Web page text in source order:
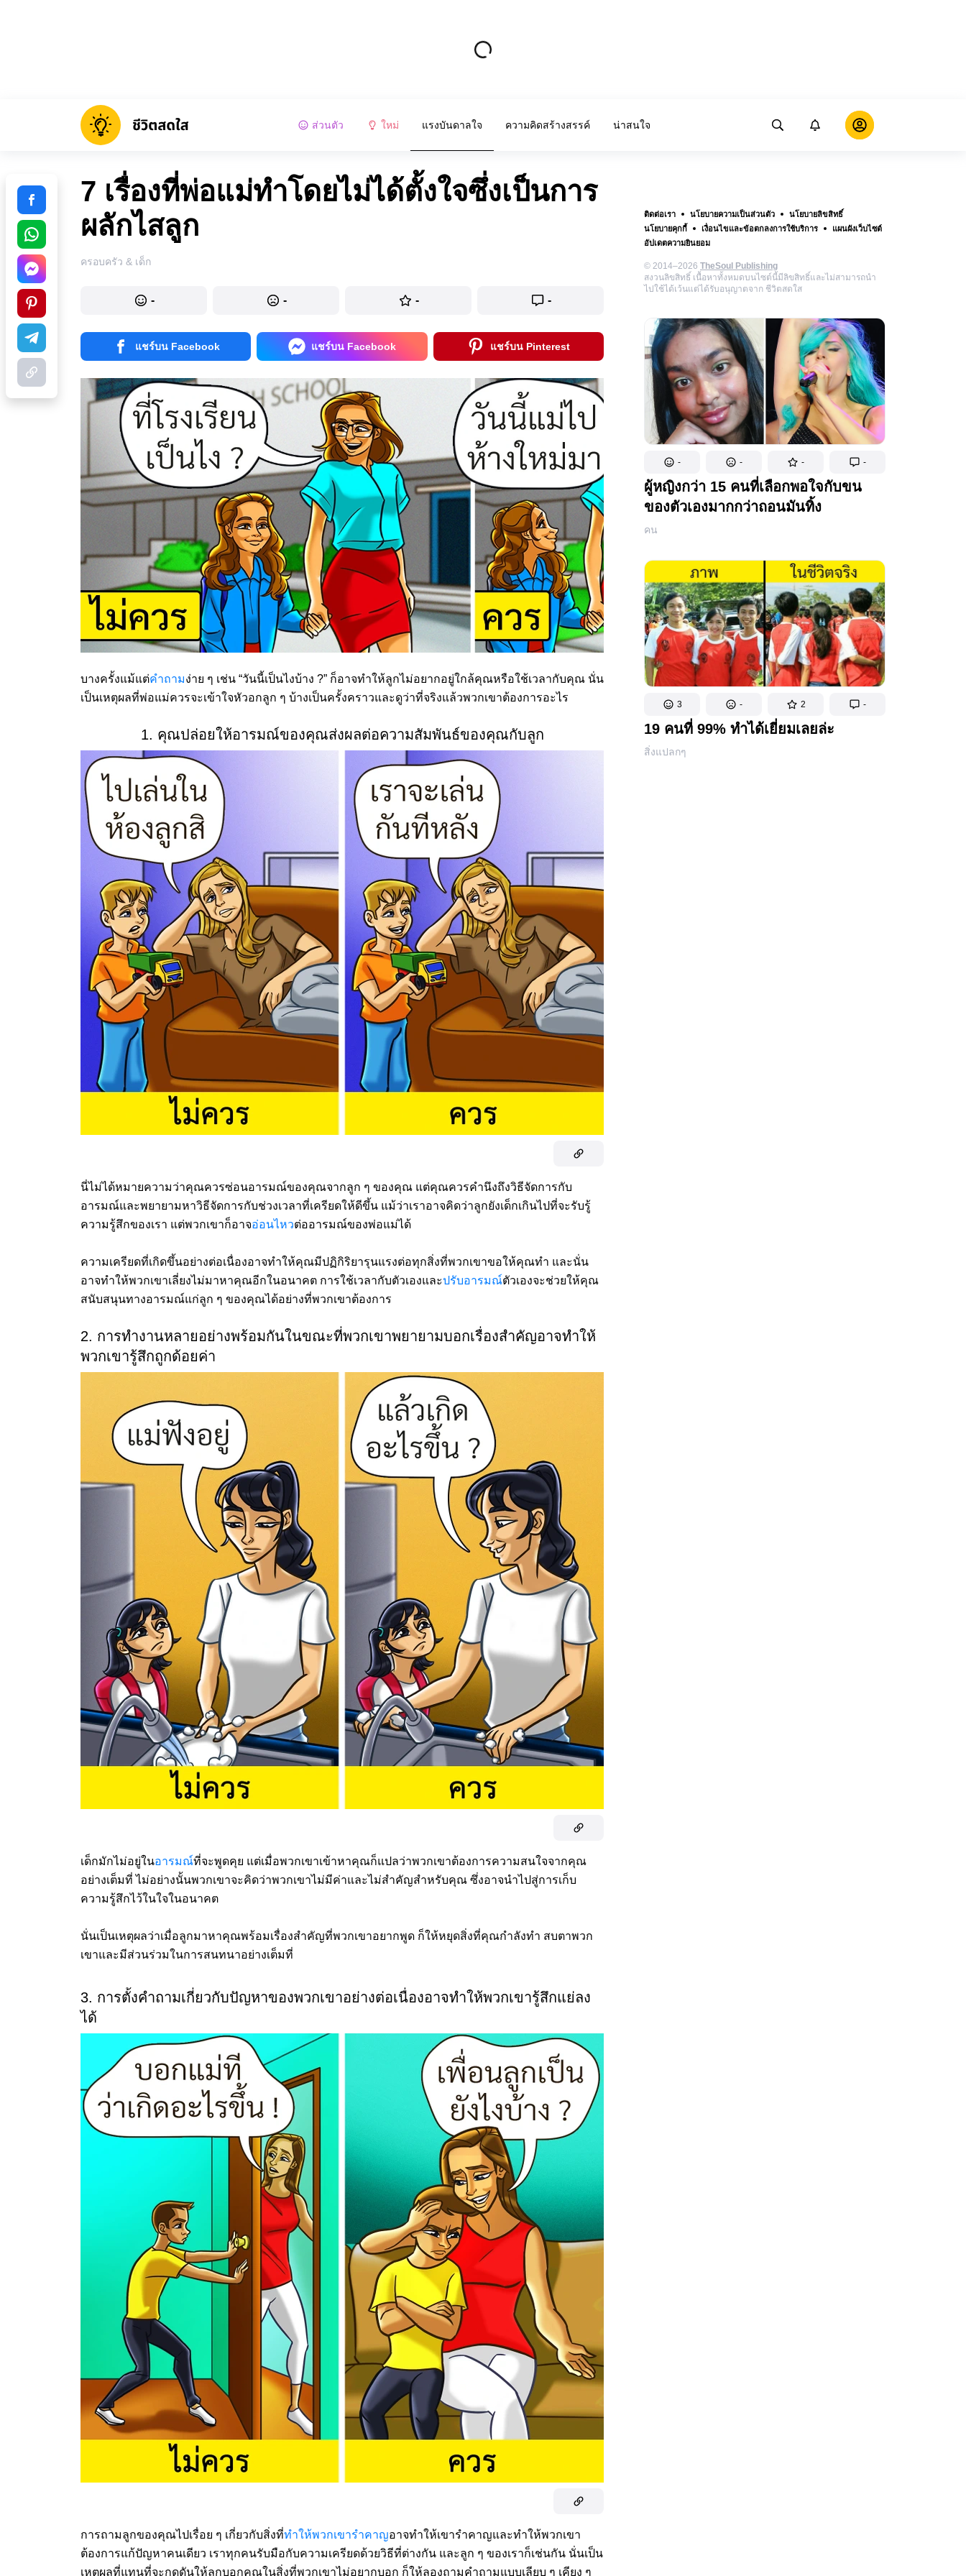
ส่วนตัว ใหม่ แรงบันดาลใจ ความคิดสร้างสรรค์ น่าสนใจ
ติดต่อเรา นโยบายความเป็นส่วนตัว
นโยบายลิขสิทธิ์
นโยบายคุกกี้
เงื่อนไขและข้อตกลงการใช้บริการ
แผนผังเว็บไซต์
อัปเดตความยินยอม
© 2014–2026 TheSoul Publishing
สงวนลิขสิทธิ์ เนื้อหาทั้งหมดบนไซต์นี้มีลิขสิทธิ์และไม่สามารถนำ
ไปใช้ได้เว้นแต่ได้รับอนุญาตจาก ชีวิตสดใส
- - - -
ผู้หญิงกว่า 15 คนที่เลือกพอใจกับขน
ของตัวเองมากกว่าถอนมันทิ้ง
คน
3 - 2 -
19 คนที่ 99% ทำได้เยี่ยมเลยล่ะ
สิ่งแปลกๆ
7 เรื่องที่พ่อแม่ทำโดยไม่ได้ตั้งใจซึ่งเป็นการ
ผลักไสลูก
ครอบครัว & เด็ก
- - - -
แชร์บน Facebook แชร์บน Facebook แชร์บน Pinterest
บางครั้งแม้แต่คำถามง่าย ๆ เช่น “วันนี้เป็นไงบ้าง ?” ก็อาจทำให้ลูกไม่อยากอยู่ใกล้คุณหรือใช้เวลากับคุณ นั่น
เป็นเหตุผลที่พ่อแม่ควรจะเข้าใจหัวอกลูก ๆ บ้างเป็นครั้งคราวและดูว่าที่จริงแล้วพวกเขาต้องการอะไร
1. คุณปล่อยให้อารมณ์ของคุณส่งผลต่อความสัมพันธ์ของคุณกับลูก
นี่ไม่ได้หมายความว่าคุณควรซ่อนอารมณ์ของคุณจากลูก ๆ ของคุณ แต่คุณควรคำนึงถึงวิธีจัดการกับ
อารมณ์และพยายามหาวิธีจัดการกับช่วงเวลาที่เครียดให้ดีขึ้น แม้ว่าเราอาจคิดว่าลูกยังเด็กเกินไปที่จะรับรู้
ความรู้สึกของเรา แต่พวกเขาก็อาจอ่อนไหวต่ออารมณ์ของพ่อแม่ได้
ความเครียดที่เกิดขึ้นอย่างต่อเนื่องอาจทำให้คุณมีปฏิกิริยารุนแรงต่อทุกสิ่งที่พวกเขาขอให้คุณทำ และนั่น
อาจทำให้พวกเขาเลี่ยงไม่มาหาคุณอีกในอนาคต การใช้เวลากับตัวเองและปรับอารมณ์ตัวเองจะช่วยให้คุณ
สนับสนุนทางอารมณ์แก่ลูก ๆ ของคุณได้อย่างที่พวกเขาต้องการ
2. การทำงานหลายอย่างพร้อมกันในขณะที่พวกเขาพยายามบอกเรื่องสำคัญอาจทำให้
พวกเขารู้สึกถูกด้อยค่า
เด็กมักไม่อยู่ในอารมณ์ที่จะพูดคุย แต่เมื่อพวกเขาเข้าหาคุณก็แปลว่าพวกเขาต้องการความสนใจจากคุณ
อย่างเต็มที่ ไม่อย่างนั้นพวกเขาจะคิดว่าพวกเขาไม่มีค่าและไม่สำคัญสำหรับคุณ ซึ่งอาจนำไปสู่การเก็บ
ความรู้สึกไว้ในใจในอนาคต
นั่นเป็นเหตุผลว่าเมื่อลูกมาหาคุณพร้อมเรื่องสำคัญที่พวกเขาอยากพูด ก็ให้หยุดสิ่งที่คุณกำลังทำ สบตาพวก
เขาและมีส่วนร่วมในการสนทนาอย่างเต็มที่
3. การตั้งคำถามเกี่ยวกับปัญหาของพวกเขาอย่างต่อเนื่องอาจทำให้พวกเขารู้สึกแย่ลง
ได้
การถามลูกของคุณไปเรื่อย ๆ เกี่ยวกับสิ่งที่ทำให้พวกเขารำคาญอาจทำให้เขารำคาญและทำให้พวกเขา
ต้องการแก้ปัญหาคนเดียว เราทุกคนรับมือกับความเครียดด้วยวิธีที่ต่างกัน และลูก ๆ ของเราก็เช่นกัน นั่นเป็น
เหตุผลที่แทนที่จะกดดันให้ลูกบอกคุณในสิ่งที่พวกเขาไม่อยากบอก ก็ให้ลองถามคำถามแบบเลียบ ๆ เคียง ๆ